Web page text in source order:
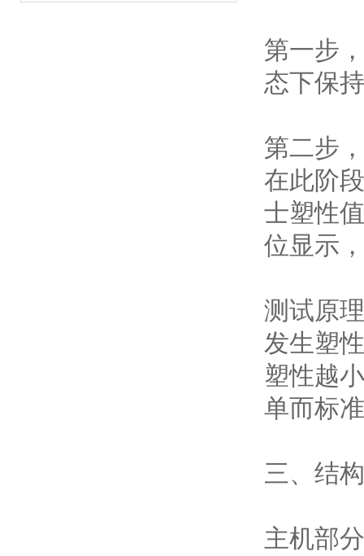
第一步
态下保
第二步
在此阶
士塑性
位显示
测试原
发生塑
塑性越
单而标
三、结
主机部